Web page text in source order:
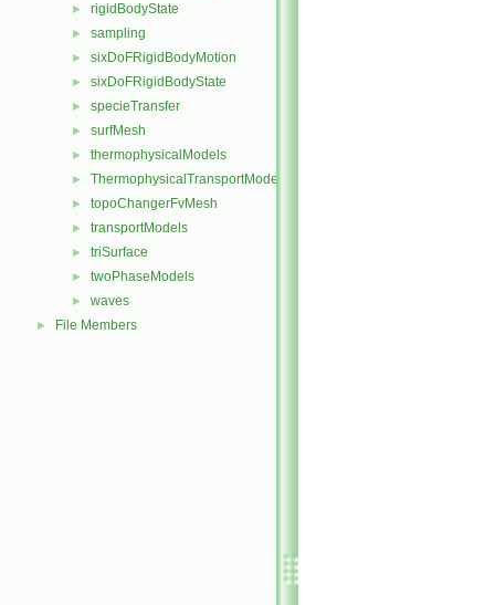
► rigidBodyState
► sampling
► sixDoFRigidBodyMotion
► sixDoFRigidBodyState
► specieTransfer
► surfMesh
► thermophysicalModels
► ThermophysicalTransportModels
► topoChangerFvMesh
► transportModels
► triSurface
► twoPhaseModels
► waves
► File Members